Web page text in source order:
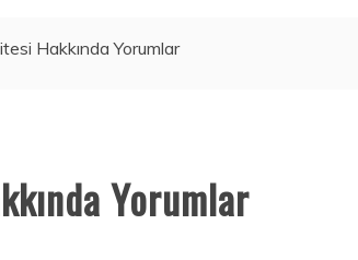
Hakkında Yorumlar
Yorumlar
AĞRI VE ATEŞTE
APROL FORT
KULLANIMI